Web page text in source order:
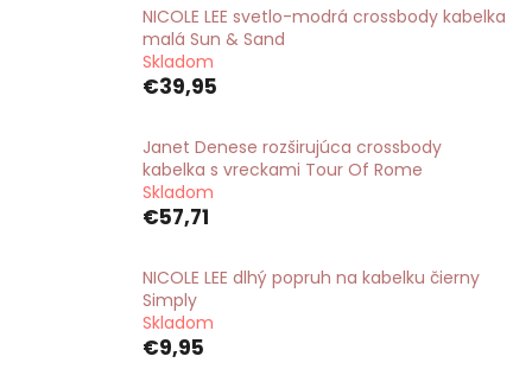
NICOLE LEE svetlo-modrá crossbody kabelka
malá Sun & Sand
Skladom
€39,95
Janet Denese rozširujúca crossbody
kabelka s vreckami Tour Of Rome
Skladom
€57,71
NICOLE LEE dlhý popruh na kabelku čierny
Simply
Skladom
€9,95